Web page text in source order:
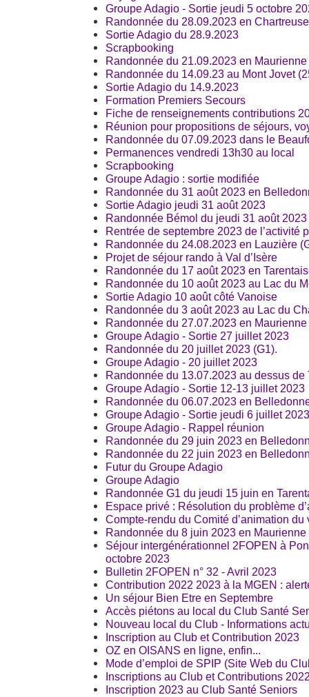
Groupe Adagio - Sortie jeudi 5 octobre
Randonnée du 28.09.2023 en
Sortie Adagio du 28.9.2023
Scrapbooking
Randonnée du 21.09.2023 en Maurienne
Randonnée du 14.09.23 au Mont Jovet
Sortie Adagio du 14.9.2023
Formation Premiers Secours
Fiche de renseignements contributions
Réunion pour propositions de séjours,
Randonnée du 07.09.2023 dans le
Permanences vendredi 13h30 au local
Scrapbooking
Groupe Adagio : sortie modifiée
Randonnée du 31 août 2023 en
Sortie Adagio jeudi 31 août 2023
Randonnée Bémol du jeudi 31 août 2023
Rentrée de septembre 2023 de l’activité
Randonnée du 24.08.2023 en Lauzière
Projet de séjour rando à Val d’Isère
Randonnée du 17 août 2023 en
Randonnée du 10 août 2023 au Lac du
Sortie Adagio 10 août côté Vanoise
Randonnée du 3 août 2023 au Lac du
Randonnée du 27.07.2023 en Maurienne
Groupe Adagio - Sortie 27 juillet 2023
Randonnée du 20 juillet 2023 (G1).
Groupe Adagio - 20 juillet 2023
Randonnée du 13.07.2023 au dessus de
Groupe Adagio - Sortie 12-13 juillet 2023
Randonnée du 06.07.2023 en
Groupe Adagio - Sortie jeudi 6 juillet 2023
Groupe Adagio - Rappel réunion
Randonnée du 29 juin 2023 en
Randonnée du 22 juin 2023 en
Futur du Groupe Adagio
Groupe Adagio
Randonnée G1 du jeudi 15 juin en
Espace privé : Résolution du problème
Compte-rendu du Comité d’animation
Randonnée du 8 juin 2023 en Maurienne
Séjour intergénérationnel 2FOPEN à
octobre 2023
Bulletin 2FOPEN n° 32 - Avril 2023
Contribution 2022 2023 à la MGEN :
Un séjour Bien Etre en Septembre
Accès piétons au local du Club Santé
Nouveau local du Club - Informations
Inscription au Club et Contribution 2023
OZ en OISANS en ligne, enfin...
Mode d’emploi de SPIP (Site Web du
Inscriptions au Club et Contributions
Inscription 2023 au Club Santé Seniors